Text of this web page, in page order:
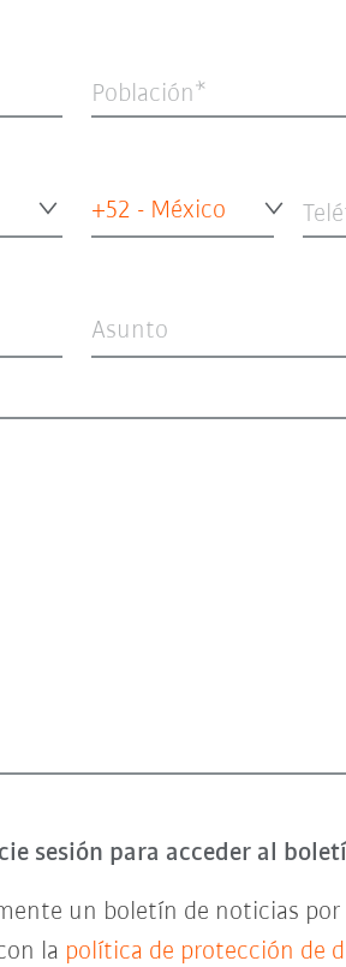
Población
+52 - México
Asunto
sesión para acceder al
un boletín de noticias
la política de protección de